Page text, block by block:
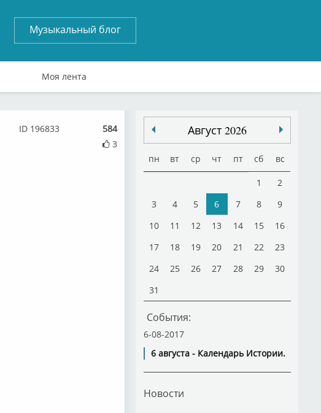
Музыкальный блог
Моя лента
584
3
ID 196833 Август 2026
пн вт ср чт пт сб вс
1
2
3
4 5 6 7 8
9
10
11 12 13 14 15
16
17
18 19 20 21 22
23
24
25 26 27 28 29
30
31
События:
6-08-2017
6 августа - Календарь Истории.
Новости